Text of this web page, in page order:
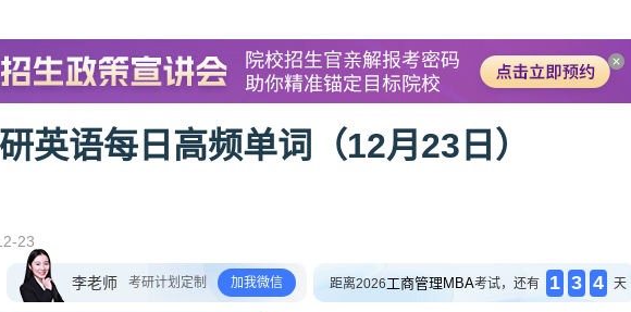
英语每日高频单词（12月23日）
23
李老师 考研计划定制 加我微信 距离2026工商管理MBA考试，还有 1 3 4 天